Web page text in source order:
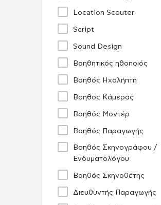
Location Scouter
Script
Sound Design
Βοηθητικός ηθοποιός
Βοηθός Ηχολήπτη
Βοηθος Κάμερας
Βοηθός Μοντέρ
Βοηθός Παραγωγής
Βοηθός Σκηνογράφου /
Ενδυματολόγου
Βοηθός Σκηνοθέτης
Διευθυντής Παραγωγής